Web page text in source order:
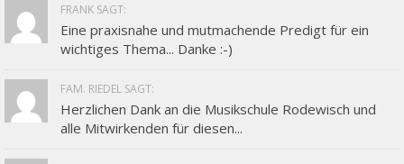
FRANK SAGT:
Eine praxisnahe und mutmachende Predigt für ein
wichtiges Thema... Danke :-)
FAM. RIEDEL SAGT:
Herzlichen Dank an die Musikschule Rodewisch und
alle Mitwirkenden für diesen...